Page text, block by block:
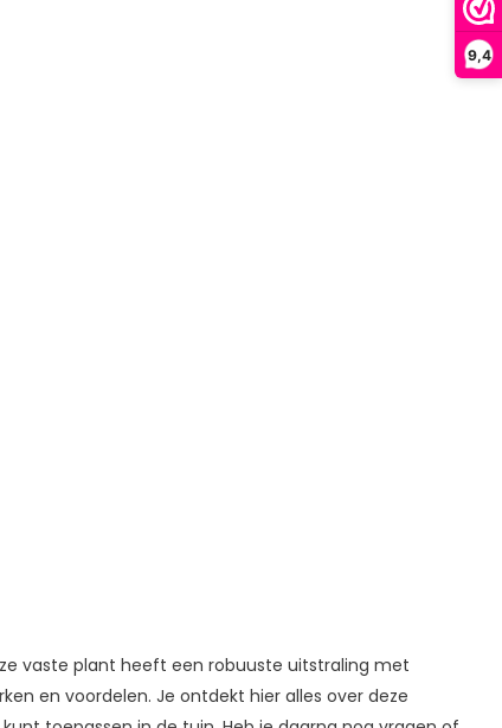
9,4
vaste plant heeft een robuuste uitstraling met
en voordelen. Je ontdekt hier alles over deze